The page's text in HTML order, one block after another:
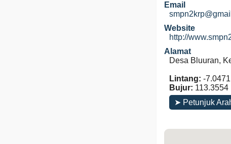
Email
Website
http://
Alamat
Desa Bluuran,
Lintang: -7.0471
Bujur: 113.3554
➤ Petunjuk